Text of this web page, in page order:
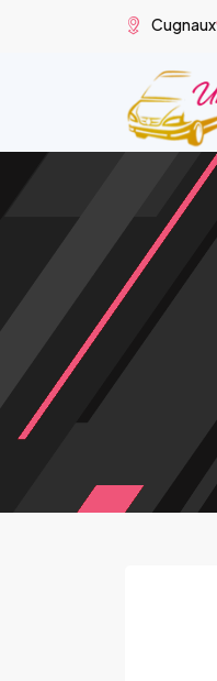
Cugnaux